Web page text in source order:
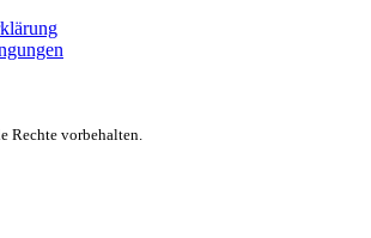
Rechte vorbehalten.